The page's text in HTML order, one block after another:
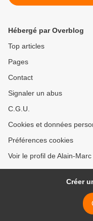
voyage inoubliables
Hébergé par Overblog
Top articles
Pages
Contact
Signaler un abus
C.G.U.
Cookies et données
Préférences cookies
Voir le profil de Alain-
Créer